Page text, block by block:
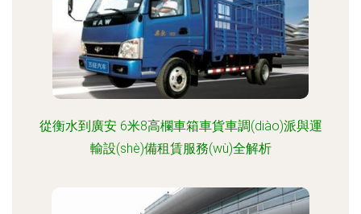
從衡水到廣安 6米8高欄車箱車貨車調(diào)派與運
輸設(shè)備租賃服務(wù)全解析